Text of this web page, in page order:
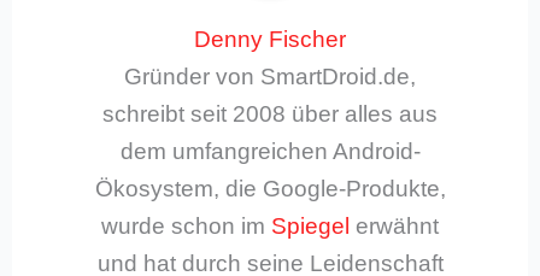
Denny Fischer
Gründer von SmartDroid.de,
schreibt seit 2008 über alles aus
dem umfangreichen Android-
Ökosystem, die Google-Produkte,
wurde schon im Spiegel erwähnt
und hat durch seine Leidenschaft